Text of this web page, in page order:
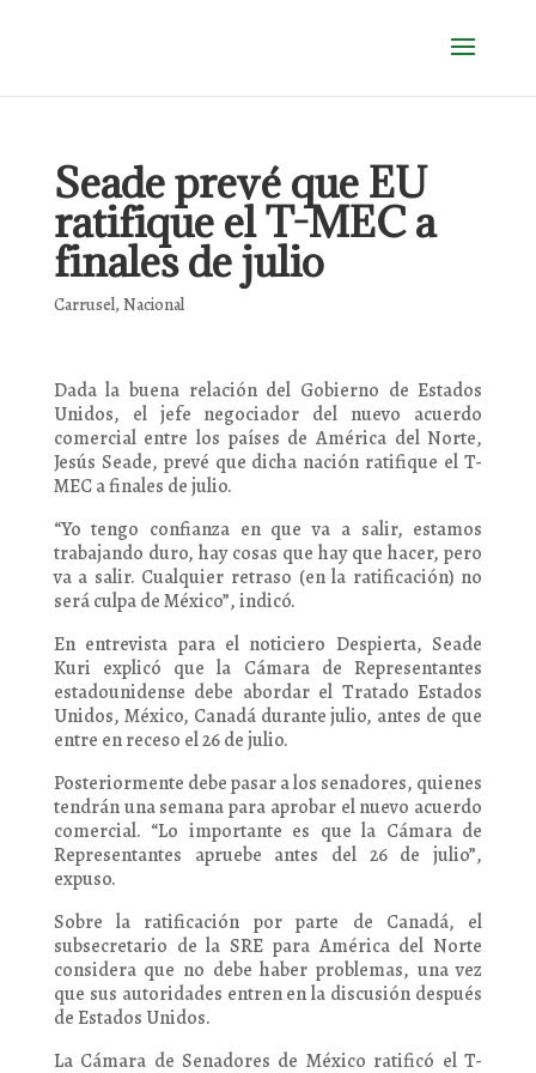
Seade prevé que EU
ratifique el T-MEC a
finales de julio
Carrusel, Nacional
Dada la buena relación del Gobierno de Estados
Unidos, el jefe negociador del nuevo acuerdo
comercial entre los países de América del Norte,
Jesús Seade, prevé que dicha nación ratifique el T-
MEC a finales de julio.
“Yo tengo confianza en que va a salir, estamos
trabajando duro, hay cosas que hay que hacer, pero
va a salir. Cualquier retraso (en la ratificación) no
será culpa de México”, indicó.
En entrevista para el noticiero Despierta, Seade
Kuri explicó que la Cámara de Representantes
estadounidense debe abordar el Tratado Estados
Unidos, México, Canadá durante julio, antes de que
entre en receso el 26 de julio.
Posteriormente debe pasar a los senadores, quienes
tendrán una semana para aprobar el nuevo acuerdo
comercial. “Lo importante es que la Cámara de
Representantes apruebe antes del 26 de julio”,
expuso.
Sobre la ratificación por parte de Canadá, el
subsecretario de la SRE para América del Norte
considera que no debe haber problemas, una vez
que sus autoridades entren en la discusión después
de Estados Unidos.
La Cámara de Senadores de México ratificó el T-